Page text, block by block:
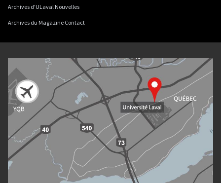
Archives d'ULaval Nouvelles
Archives du Magazine Contact